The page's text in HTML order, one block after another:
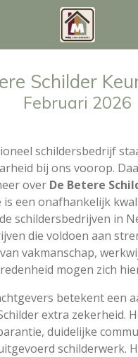
Schilder
Februari 2026
schildersbedrijf
bij ons voorop.
over De Betere
een onafhankelijk
schildersbedrijven in
die voldoen aan
vakmanschap,
mogen zich
betekent een
extra zekerheid.
duidelijke
schilderwerk.